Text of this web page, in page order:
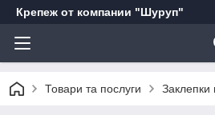
Крепеж от компании "Шуруп"
Товари та послуги Заклепки